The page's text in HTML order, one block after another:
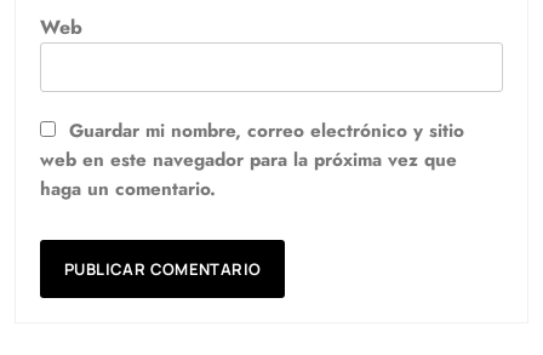
Web
Guardar mi nombre, correo electrónico y sitio
web en este navegador para la próxima vez que
haga un comentario.